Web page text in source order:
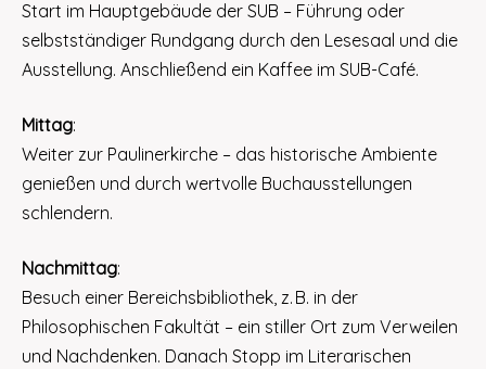
Start im Hauptgebäude der SUB – Führung oder
selbstständiger Rundgang durch den Lesesaal und die
Ausstellung. Anschließend ein Kaffee im SUB-Café.
Mittag:
Weiter zur Paulinerkirche – das historische Ambiente
genießen und durch wertvolle Buchausstellungen
schlendern.
Nachmittag:
Besuch einer Bereichsbibliothek, z. B. in der
Philosophischen Fakultät – ein stiller Ort zum Verweilen
und Nachdenken. Danach Stopp im Literarischen